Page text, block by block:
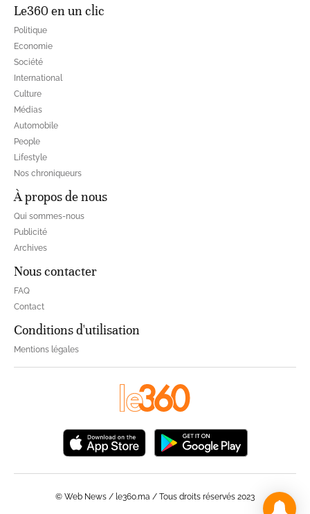
Le360 en un clic
Politique
Economie
Société
International
Culture
Médias
Automobile
People
Lifestyle
Nos chroniqueurs
À propos de nous
Qui sommes-nous
Publicité
Archives
Nous contacter
FAQ
Contact
Conditions d'utilisation
Mentions légales
© Web News / le360.ma / Tous droits réservés 2023